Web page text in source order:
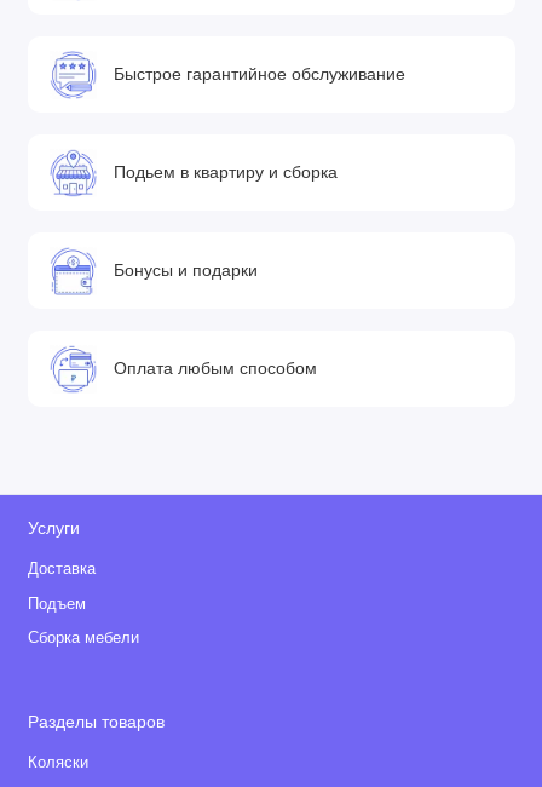
Быстрое гарантийное обслуживание
Подьем в квартиру и сборка
Бонусы и подарки
Оплата любым способом
Услуги
Доставка
Подъем
Сборка мебели
Разделы товаров
Коляски